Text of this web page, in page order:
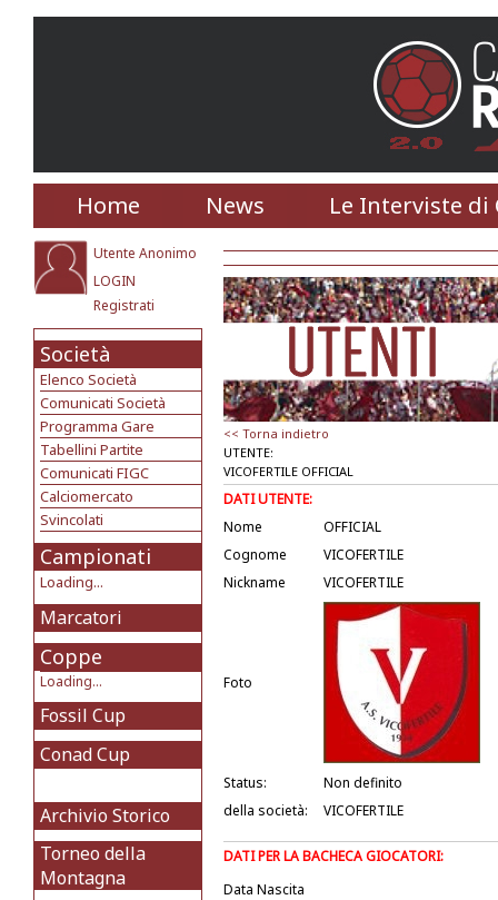
Home News Le Interviste di
Utente Anonimo
LOGIN
Registrati
Società
Elenco Società
Comunicati Società
Programma Gare
Tabellini Partite
Comunicati FIGC
Calciomercato
Svincolati
Campionati
Loading...
Marcatori
Coppe
Loading...
Fossil Cup
Conad Cup
Archivio Storico
Torneo della
Montagna
<< Torna indietro
UTENTE:
VICOFERTILE OFFICIAL
DATI UTENTE:
Nome
OFFICIAL
Cognome
VICOFERTILE
Nickname
VICOFERTILE
Foto
Status:
Non definito
della società:
VICOFERTILE
DATI PER LA BACHECA GIOCATORI:
Data Nascita